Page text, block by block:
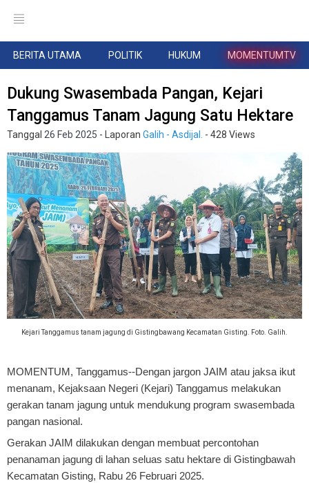
BERITA UTAMA POLITIK HUKUM MOMENTUMTV
Dukung Swasembada Pangan, Kejari
Tanggamus Tanam Jagung Satu Hektare
Tanggal 26 Feb 2025 - Laporan Galih - Asdijal. - 428 Views
Kejari Tanggamus tanam jagung di Gistingbawang Kecamatan Gisting. Foto. Galih.
MOMENTUM, Tanggamus--Dengan jargon JAIM atau jaksa ikut
menanam, Kejaksaan Negeri (Kejari) Tanggamus melakukan
gerakan tanam jagung untuk mendukung program swasembada
pangan nasional.
Gerakan JAIM dilakukan dengan membuat percontohan
penanaman jagung di lahan seluas satu hektare di Gistingbawah
Kecamatan Gisting, Rabu 26 Februari 2025.